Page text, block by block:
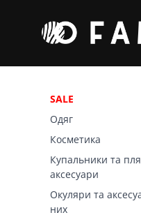
SALE
Одяг
Косметика
Купальники та
аксесуари
Окуляри та
них
Фільтр
Ціна